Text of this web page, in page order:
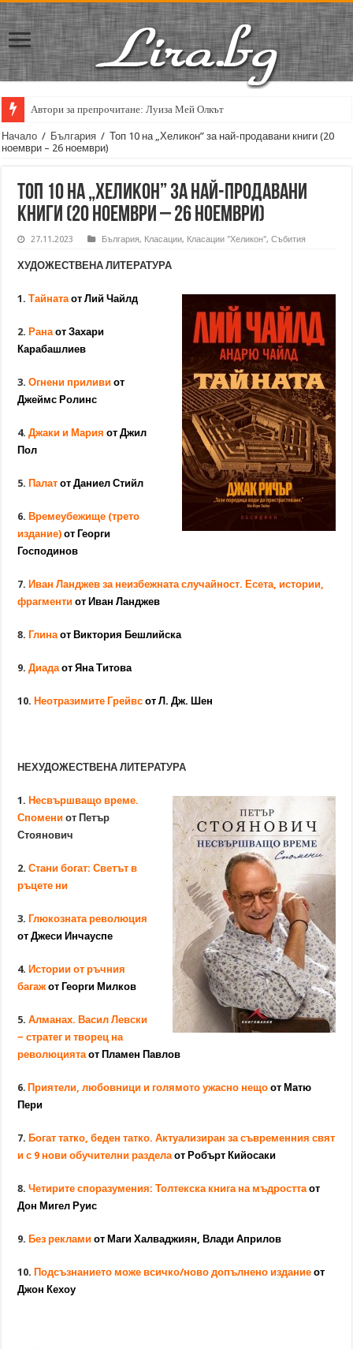
Автори за препрочитане: Луиза Мей Олкът
Кирил Кадийски: „Плачът на големия поет винаги е и сила, и
Начало / България / Топ 10 на „Хеликон” за най-продавани книги (20
ноември – 26 ноември)
Топ 10 на „Хеликон” за най-продавани
книги (20 ноември – 26 ноември)
27.11.2023 България, Класации, Класации "Хеликон",Събития
ХУДОЖЕСТВЕНА ЛИТЕРАТУРА
1.Тайнатаот Лий Чайлд
2. Ранаот Захари
Карабашлиев
3.Огнени приливи от
Джеймс Ролинс
4.Джаки и Мария от Джил
Пол
5. Палат от Даниел Стийл
6. Времеубежище (трето
издание) от Георги
Господинов
7. Иван Ланджев за неизбежната случайност. Есета, истории,
фрагменти от Иван Ланджев
8. Глинаот Виктория Бешлийска
9.Диадаот Яна Титова
10. Неотразимите Грейвс от Л. Дж. Шен
НЕХУДОЖЕСТВЕНА ЛИТЕРАТУРА
1. Несвършващо време.
Спомени от Петър
Стоянович
2.Стани богат: Светът в
ръцете ни
3. Глюкозната революция
от Джеси Инчауспе
4. Истории от ръчния
багаж от Георги Милков
5.Алманах. Васил Левски
− стратег и творец на
революциятаот Пламен Павлов
6. Приятели, любовници и голямото ужасно нещо от Матю
Пери
7. Богат татко, беден татко. Актуализиран за съвременния свят
и с 9 нови обучителни разделаот Робърт Кийосаки
8.Четирите споразумения: Толтекска книга на мъдросттаот
Дон Мигел Руис
9. Без реклами от Маги Халваджиян, Влади Априлов
10. Подсъзнанието може всичко/ново допълнено издание от
Джон Кехоу